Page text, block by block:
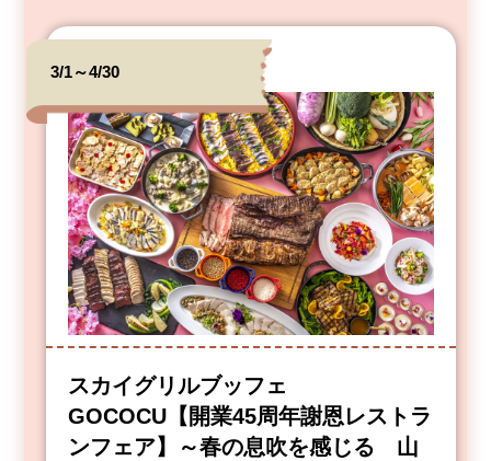
3/1～4/30
スカイグリルブッフェ
GOCOCU【開業45周年謝恩レストラ
ンフェア】～春の息吹を感じる 山